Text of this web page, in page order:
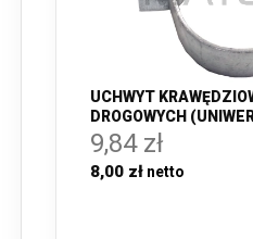
UCHWYT
DROGOWYCH
9,84 zł
8,00 zł